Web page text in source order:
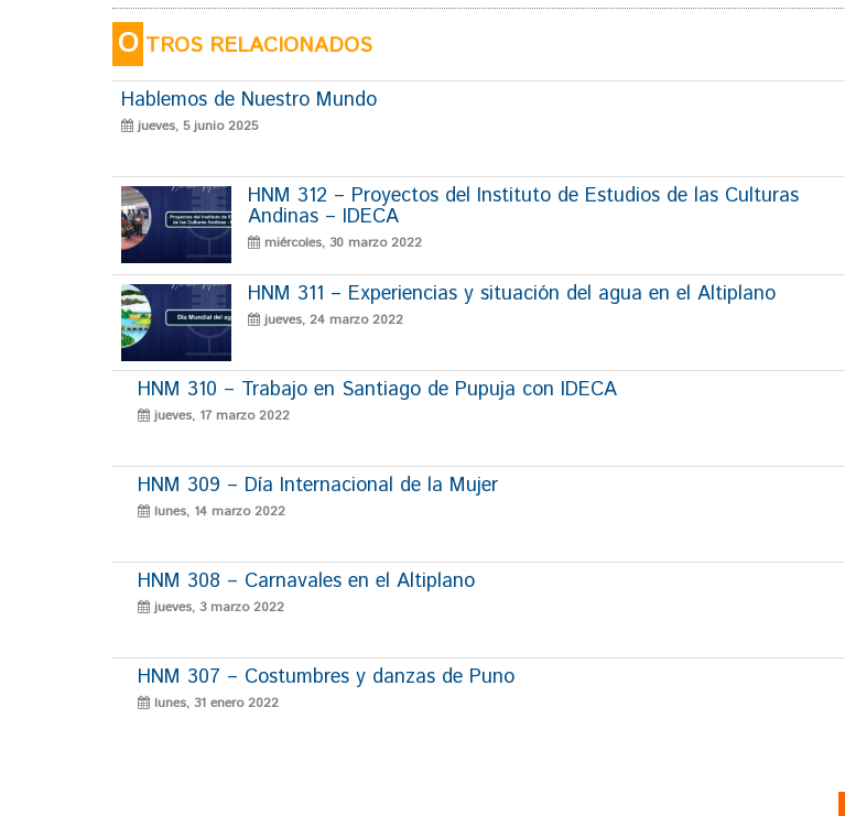
O TROS RELACIONADOS
Hablemos de Nuestro Mundo
jueves, 5 junio 2025
HNM 312 – Proyectos del Instituto de Estudios de las Culturas
Andinas – IDECA
miércoles, 30 marzo 2022
HNM 311 – Experiencias y situación del agua en el Altiplano
jueves, 24 marzo 2022
HNM 310 – Trabajo en Santiago de Pupuja con IDECA
jueves, 17 marzo 2022
HNM 309 – Día Internacional de la Mujer
lunes, 14 marzo 2022
HNM 308 – Carnavales en el Altiplano
jueves, 3 marzo 2022
HNM 307 – Costumbres y danzas de Puno
lunes, 31 enero 2022